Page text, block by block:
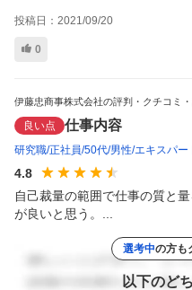
投稿日： 2021/09/20
0
伊藤忠商事株式会社の評判・クチコミ
良い点 仕事内容
研究職 正社員 50代 男性 エキスパー
4.8
自己裁量の範囲で仕事の質と
が良いと思う。...
選考中の方も
以下のど